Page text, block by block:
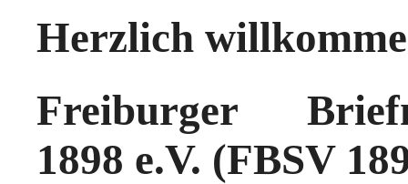
Herzlich
Freiburger
1898 e.V. (FBSV